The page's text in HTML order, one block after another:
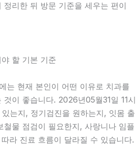
정리한 뒤 방문 기준을 세우는 편이
할 기본 기준
는 현재 본인이 어떤 이유로 치과를
이 좋습니다. 2026년05월31일 11시
는지, 정기검진을 원하는지, 잇몸 출
철물 점검이 필요한지, 사랑니나 임플
라 진료 흐름이 달라질 수 있습니다.